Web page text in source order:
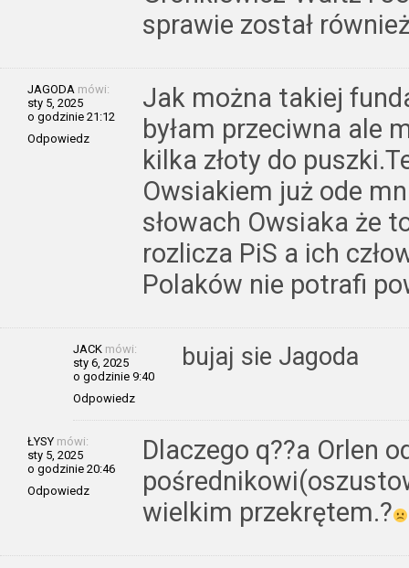
sprawie został
JAGODA mówi:
sty 5, 2025
o godzinie 21:12
Odpowiedz
Jak można takiej
byłam przeciwna ale
kilka złoty do
Owsiakiem już ode
słowach Owsiaka że
rozlicza PiS a ich
Polaków nie potrafi
JACK mówi:
sty 6, 2025
o godzinie 9:40
Odpowiedz
bujaj sie Jagoda
ŁYSY mówi:
sty 5, 2025
o godzinie 20:46
Odpowiedz
Dlaczego q??a Orlen
wielkim przekrętem.?